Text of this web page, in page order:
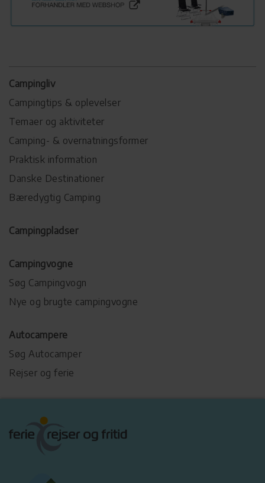
Campingliv
Campingtips & oplevelser
Temaer og aktiviteter
Camping- & overnatningsformer
Praktisk information
Danske Destinationer
Bæredygtig Camping
Campingpladser
Campingvogne
Søg Campingvogn
Nye og brugte campingvogne
Autocampere
Søg Autocamper
Rejser og ferie